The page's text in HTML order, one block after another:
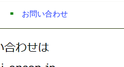
お問い合わせ